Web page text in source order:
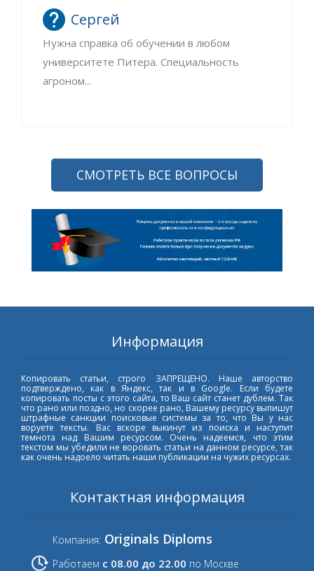
Сергей
Нужна справка об обучении в любом
университете Питера. Специальность
агроном...
СМОТРЕТЬ ВСЕ ВОПРОСЫ
Информация
Копировать статьи, строго ЗАПРЕЩЕНО. Наше авторство
подтверждено, как в Яндекс, так и в Google. Если будете
копировать посты с этого сайта, то Ваш сайт станет дублем. Так
что рано или поздно, но скорее рано, Вашему ресурсу выпишут
штрафные санкции поисковые системы за то, что Вы у нас
воруете тексты. Вас вскоре выкинут из поиска и наступит
темнота над Вашим ресурсом. Очень надеемся, что этим
текстом мы убедили не воровать статьи на данном ресурсе, так
как очень надоело читать наши публикации на чужих ресурсах.
Контактная информация
Компания: Originals Diploms
Работаем с 08.00 до 22.00 по Москве